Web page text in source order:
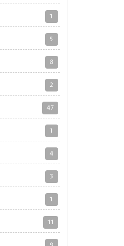
1
5
8
2
47
1
4
3
1
11